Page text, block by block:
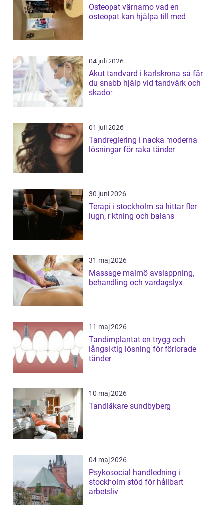
Osteopat värnamo vad en
osteopat kan hjälpa till med
04 juli 2026
Akut tandvård i karlskrona så får
du snabb hjälp vid tandvärk och
skador
01 juli 2026
Tandreglering i nacka moderna
lösningar för raka tänder
30 juni 2026
Terapi i stockholm så hittar fler
lugn, riktning och balans
31 maj 2026
Massage malmö avslappning,
behandling och vardagslyx
11 maj 2026
Tandimplantat en trygg och
långsiktig lösning för förlorade
tänder
10 maj 2026
Tandläkare sundbyberg
04 maj 2026
Psykosocial handledning i
stockholm stöd för hållbart
arbetsliv